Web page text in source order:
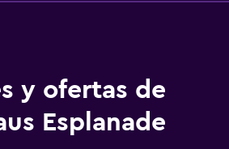
y ofertas de
Esplanade